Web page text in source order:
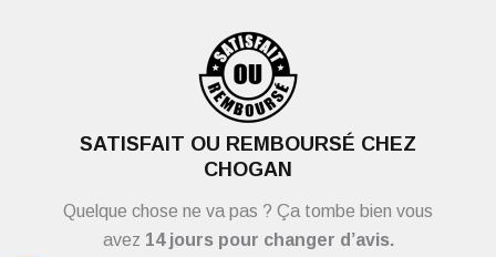
SATISFAIT OU REMBOURSÉ CHEZ
CHOGAN
Quelque chose ne va pas ? Ça tombe bien vous
avez 14 jours pour changer d’avis.